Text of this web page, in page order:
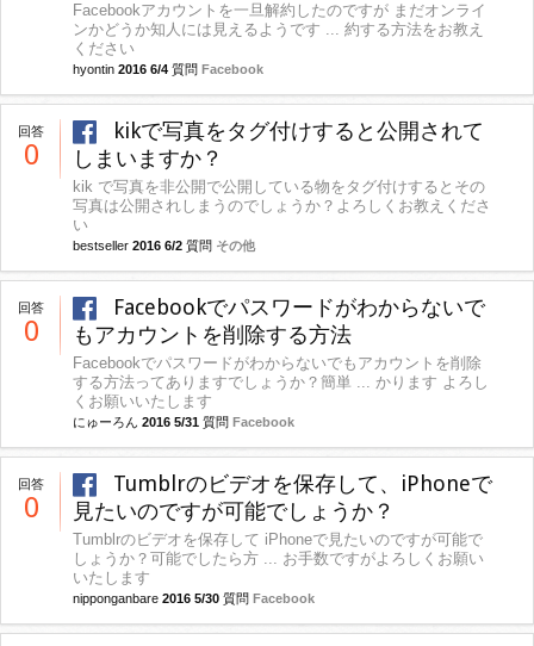
Facebookアカウントを一旦解約したのですが まだオンライ
ンかどうか知人には見えるようです ... 約する方法をお教え
ください
hyontin 2016 6/4 質問 Facebook
回答
0
kikで写真をタグ付けすると公開されて
しまいますか？
kik で写真を非公開で公開している物をタグ付けするとその
写真は公開されしまうのでしょうか？よろしくお教えくださ
い
bestseller 2016 6/2 質問 その他
回答
0
Facebookでパスワードがわからないで
もアカウントを削除する方法
Facebookでパスワードがわからないでもアカウントを削除
する方法ってありますでしょうか？簡単 ... かります よろし
くお願いいたします
にゅーろん 2016 5/31 質問 Facebook
回答
0
Tumblrのビデオを保存して、iPhoneで
見たいのですが可能でしょうか？
Tumblrのビデオを保存して iPhoneで見たいのですが可能で
しょうか？可能でしたら方 ... お手数ですがよろしくお願い
いたします
nipponganbare 2016 5/30 質問 Facebook